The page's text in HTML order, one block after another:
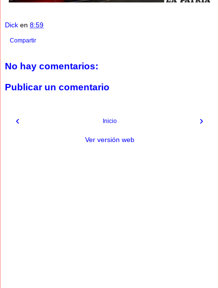
Dick en 8:59
Compartir
No hay comentarios:
Publicar un comentario
‹ ›
Inicio
Ver versión web